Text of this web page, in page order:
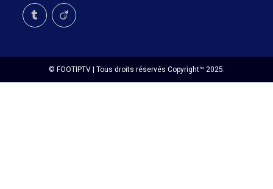
© FOOTIPTV | Tous droits réservés Copyright™ 2025.